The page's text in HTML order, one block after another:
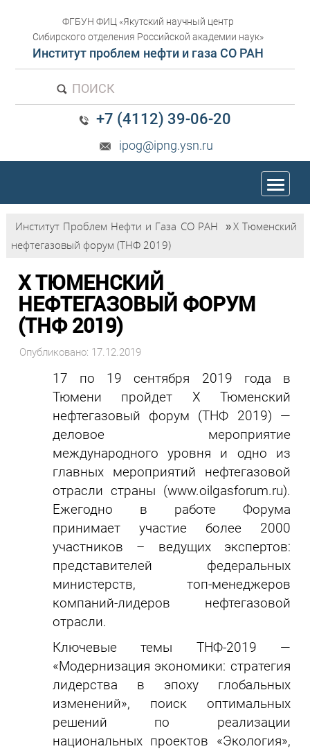
ФГБУН ФИЦ «Якутский научный центр
Сибирского отделения Российской академии наук»
Институт проблем нефти и газа СО РАН
ПОИСК
+7 (4112) 39-06-20
ipog@ipng.ysn.ru
trk
Институт Проблем Нефти и Газа СО РАН »X Тюменский
нефтегазовый форум (ТНФ 2019)
X ТЮМЕНСКИЙ
НЕФТЕГАЗОВЫЙ ФОРУМ
(ТНФ 2019)
Опубликовано: 17.12.2019
17 по 19 сентября 2019 года в
Тюмени пройдет X Тюменский
нефтегазовый форум (ТНФ 2019) —
деловое мероприятие
международного уровня и одно из
главных мероприятий нефтегазовой
отрасли страны (www.oilgasforum.ru).
Ежегодно в работе Форума
принимает участие более 2000
участников – ведущих экспертов:
представителей федеральных
министерств, топ-менеджеров
компаний-лидеров нефтегазовой
отрасли.
Ключевые темы ТНФ-2019 —
«Модернизация экономики: стратегия
лидерства в эпоху глобальных
изменений», поиск оптимальных
решений по реализации
национальных проектов «Экология»,